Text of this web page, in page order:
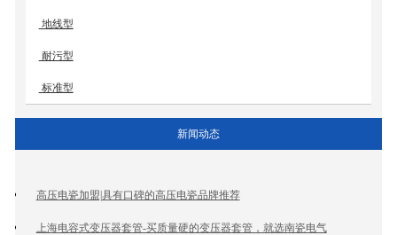
地线型
耐污型
标准型
新闻动态
高压电瓷加盟|具有口碑的高压电瓷品牌推荐
上海电容式变压器套管-买质量硬的变压器套管，就选南瓷电气